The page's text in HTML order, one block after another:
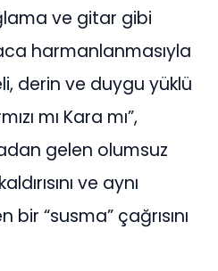
ve gitar gibi
harmanlanmasıyla
derin ve duygu yüklü
mı Kara mı”,
gelen olumsuz
ve aynı
“susma” çağrısını